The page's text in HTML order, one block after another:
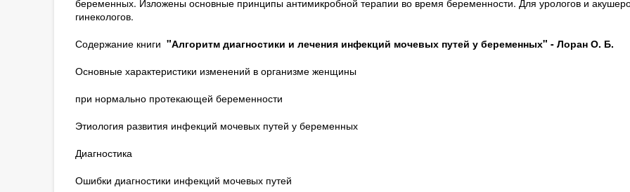
беременных. Изложены основные принципы антимикробной терапии во время беременности. Для урологов и
гинекологов.
Содержание книги "Алгоритм диагностики и лечения инфекций мочевых путей у беременных" - Лоран О. Б.
Основные характеристики изменений в организме женщины
при нормально протекающей беременности
Этиология развития инфекций мочевых путей у беременных
Диагностика
Ошибки диагностики инфекций мочевых путей